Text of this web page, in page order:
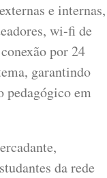
e internas,
wi-fi de
por 24
garantindo
pedagógico em
da rede